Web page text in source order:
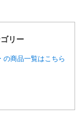
リー
の商品一覧はこちら